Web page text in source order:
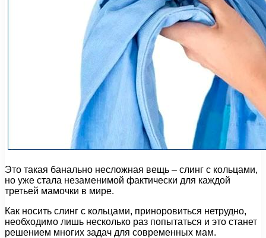
Это такая банально несложная вещь – слинг с кольцами,
но уже стала незаменимой фактически для каждой
третьей мамочки в мире.
Как носить слинг с кольцами, приноровиться нетрудно,
необходимо лишь несколько раз попытаться и это станет
решением многих задач для современных мам.